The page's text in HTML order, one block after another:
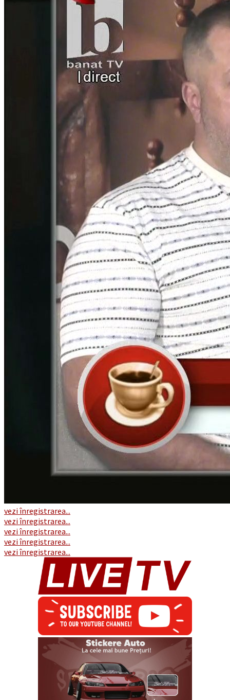
vezi înregistrarea...
vezi înregistrarea...
vezi înregistrarea...
vezi înregistrarea...
vezi înregistrarea...